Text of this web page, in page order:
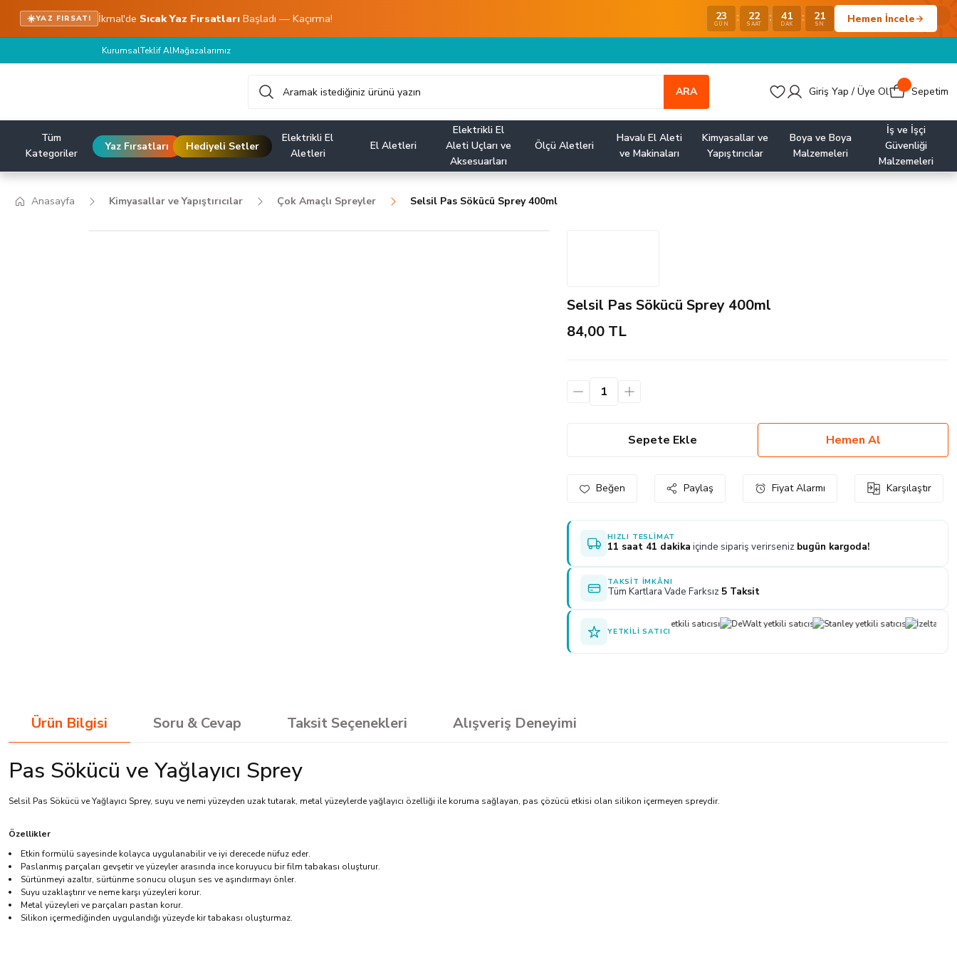
☀️YAZ FIRSATI İkmal'de Sıcak Yaz Fırsatları Başladı — Kaçırma! 23
GÜN : 22
SAAT : 41
DAK : 21
SN Hemen İncele
KurumsalTeklif AlMağazalarımız
ARA Giriş Yap / Üye Ol Sepetim
Tüm
Kategoriler
Yaz Fırsatları Hediyeli Setler
Elektrikli El
Aletleri
El Aletleri
Elektrikli El
Aleti Uçları ve
Aksesuarları
Ölçü Aletleri
Havalı El Aleti
ve Makinaları
Kimyasallar ve
Yapıştırıcılar
Boya ve Boya
Malzemeleri
İş ve İşçi
Güvenliği
Malzemeleri
Anasayfa Kimyasallar ve Yapıştırıcılar Çok Amaçlı Spreyler Selsil Pas Sökücü Sprey 400ml
Selsil Pas Sökücü Sprey 400ml
84,00 TL
Sepete Ekle Hemen Al
Paylaş Fiyat Alarmı Karşılaştır
HIZLI TESLIMAT
11 saat 41 dakika içinde sipariş verirseniz bugün kargoda!
TAKSIT İMKÂNI
Tüm Kartlara Vade Farksız 5 Taksit
YETKILI SATICI
Ürün Bilgisi Soru & Cevap Taksit Seçenekleri Alışveriş Deneyimi
Pas Sökücü ve Yağlayıcı Sprey
Selsil Pas Sökücü ve Yağlayıcı Sprey, suyu ve nemi yüzeyden uzak tutarak, metal yüzeylerde yağlayıcı özelliği ile koruma sağlayan, pas çözücü etkisi olan silikon içermeyen spreydir.
Özellikler
Etkin formülü sayesinde kolayca uygulanabilir ve iyi derecede nüfuz eder.
Paslanmış parçaları gevşetir ve yüzeyler arasında ince koruyucu bir film tabakası oluşturur.
Sürtünmeyi azaltır, sürtünme sonucu oluşun ses ve aşındırmayı önler.
Suyu uzaklaştırır ve neme karşı yüzeyleri korur.
Metal yüzeyleri ve parçaları pastan korur.
Silikon içermediğinden uygulandığı yüzeyde kir tabakası oluşturmaz.